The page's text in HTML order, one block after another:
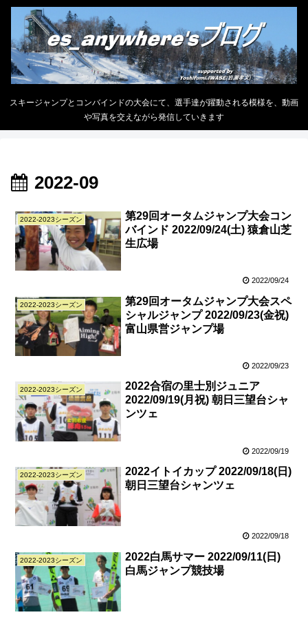
スキージャンプとコンバインドの大会にて、選手達が躍動される模様を、動画
や写真を交えながら発信していきます
2022-09
2022-2023シーズン
第29回オータムジャンプ大会コン
バインド 2022/09/24(土) 猿倉山芝
生広場
2022/09/24
2022-2023シーズン
第29回オータムジャンプ大会スペ
シャルジャンプ 2022/09/23(金祝)
富山県営ジャンプ場
2022/09/23
2022-2023シーズン
2022合宿の里士別ジュニア
2022/09/19(月祝) 朝日三望台シャ
ンツェ
2022/09/19
2022-2023シーズン
2022イトイカップ 2022/09/18(日)
朝日三望台シャンツェ
2022/09/18
2022-2023シーズン
2022白馬サマー 2022/09/11(日)
白馬ジャンプ競技場